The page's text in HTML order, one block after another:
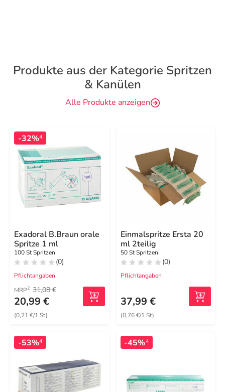
Produkte aus der Kategorie Spritzen
& Kanülen
Alle Produkte anzeigen
-32%4
Exadoral B.Braun orale
Spritze 1 ml
100 St Spritzen
(0)
Pflichtangaben
MRP2 31,08 €
20,99 €
(0,21 €/1 St)
Einmalspritze Ersta 20
ml 2teilig
50 St Spritzen
(0)
Pflichtangaben
37,99 €
(0,76 €/1 St)
-53%4 -45%4